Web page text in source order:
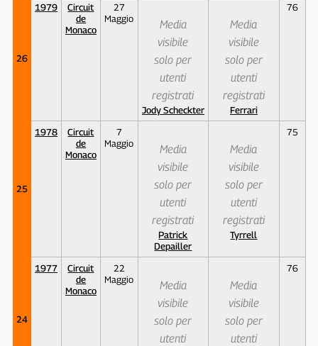
26
1979
Circuit
de
Monaco
27
Maggio
Media
visibile
solo per
utenti
registrati
Jody Scheckter
Media
visibile
solo per
utenti
registrati
Ferrari
76
25
1978
Circuit
de
Monaco
7
Maggio
Media
visibile
solo per
utenti
registrati
Patrick
Depailler
Media
visibile
solo per
utenti
registrati
Tyrrell
75
24
1977
Circuit
de
Monaco
22
Maggio
Media
visibile
solo per
utenti
Media
visibile
solo per
utenti
76